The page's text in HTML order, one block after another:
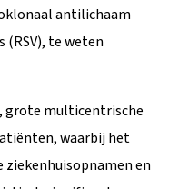
antilichaam
te weten
grote multicentrische
waarbij het
ziekenhuisopnamen en